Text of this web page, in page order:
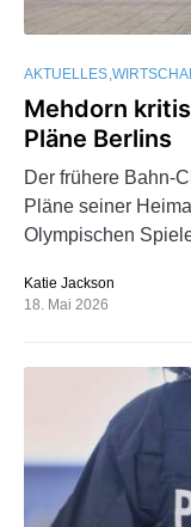
AKTUELLES
Mehdorn
Pläne Berlins
Der frühere Bahn-
Pläne seiner
Olympischen
Katie Jackson
18. Mai 2026